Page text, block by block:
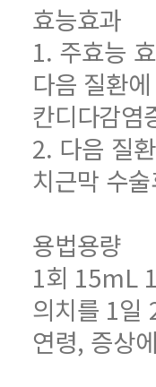
효능효과
1. 주효능
다음 질환
칸디다감염
2. 다음 질
치근막 수
용법용량
1회 15mL
의치를 1일
연령, 증상